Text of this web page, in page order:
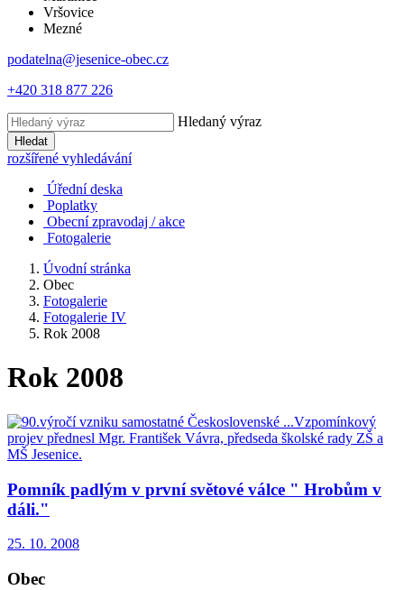
Vršovice
Mezné
podatelna@jesenice-obec.cz
+420 318 877 226
Hledaný výraz
Hledat
rozšířené vyhledávání
Úřední deska
Poplatky
Obecní zpravodaj / akce
Fotogalerie
Úvodní stránka
Obec
Fotogalerie
Fotogalerie IV
Rok 2008
Rok 2008
Pomník padlým v první světové válce " Hrobům v
dáli."
25. 10. 2008
Obec